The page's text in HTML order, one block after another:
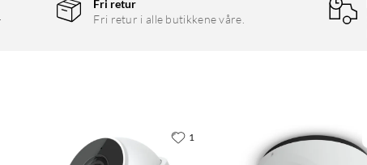
Fri retur
Fri retur i alle butikkene våre.
1